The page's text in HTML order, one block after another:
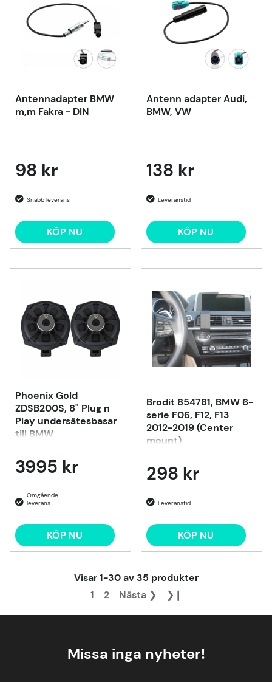
Antennadapter BMW
m,m Fakra - DIN
98 kr
KÖP NU
Antenn adapter Audi,
BMW, VW
138 kr
KÖP NU
Phoenix Gold
ZDSB200S, 8" Plug n
Play undersätesbasar
till BMW
3995 kr
KÖP NU
Brodit 854781, BMW 6-
serie F06, F12, F13
2012-2019 (Center
mount)
298 kr
KÖP NU
Visar1-30av35 produkter
1
2 Nästa ❯ ❯❙
Missa inga nyheter!